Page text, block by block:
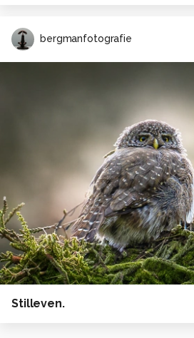
bergmanfotografie
Stilleven.